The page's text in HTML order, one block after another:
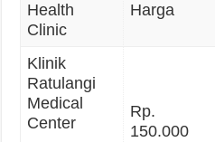
Health
Clinic
Harga
Klinik
Ratulangi
Medical
Center
Rp.
150.000